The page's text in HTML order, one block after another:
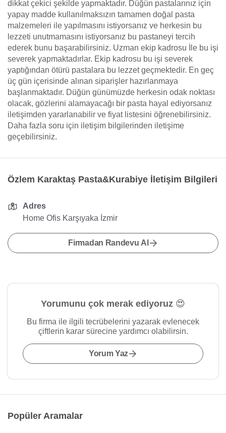
dikkat çekici şekilde yapmaktadır. Düğün pastalarınız için
yapay madde kullanılmaksızın tamamen doğal pasta
malzemeleri ile yapılmasını istiyorsanız ve herkesin bu
lezzeti unutmamasını istiyorsanız bu pastaneyi tercih
ederek bunu başarabilirsiniz. Uzman ekip kadrosu İle bu işi
severek yapmaktadırlar. Ekip kadrosu bu işi severek
yaptığından ötürü pastalara bu lezzet geçmektedir. En geç
üç gün içerisinde alınan siparişler hazırlanmaya
başlanmaktadır. Düğün günümüzde herkesin odak noktası
olacak, gözlerini alamayacağı bir pasta hayal ediyorsanız
iletişimden yararlanabilir ve fiyat listesini öğrenebilirsiniz.
Daha fazla soru için iletişim bilgilerinden iletişime
geçebilirsiniz.
Özlem Karaktaş Pasta&Kurabiye İletişim Bilgileri
Adres
Home Ofis Karşıyaka İzmir
Firmadan Randevu Al
Yorumunu çok merak ediyoruz 😍
Bu firma ile ilgili tecrübelerini yazarak evlenecek
çiftlerin karar sürecine yardımcı olabilirsin.
Yorum Yaz
Popüler Aramalar